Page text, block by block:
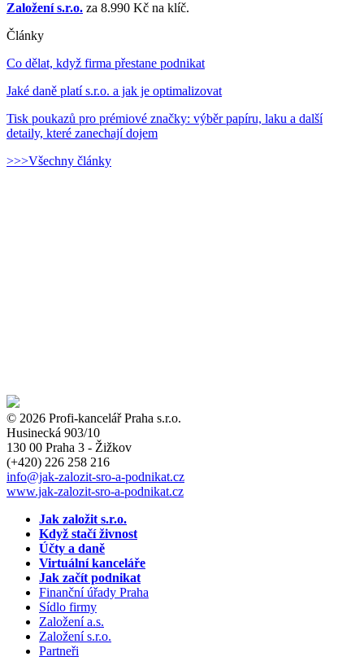
Založení s.r.o. za 8.990 Kč na klíč.
Články
Co dělat, když firma přestane podnikat
Jaké daně platí s.r.o. a jak je optimalizovat
Tisk poukazů pro prémiové značky: výběr papíru, laku a další
detaily, které zanechají dojem
>>>Všechny články
© 2026 Profi-kancelář Praha s.r.o.
Husinecká 903/10
130 00 Praha 3 - Žižkov
(+420) 226 258 216
info@jak-zalozit-sro-a-podnikat.cz
www.jak-zalozit-sro-a-podnikat.cz
Jak založit s.r.o.
Když stačí živnost
Účty a daně
Virtuální kanceláře
Jak začít podnikat
Finanční úřady Praha
Sídlo firmy
Založení a.s.
Založení s.r.o.
Partneři